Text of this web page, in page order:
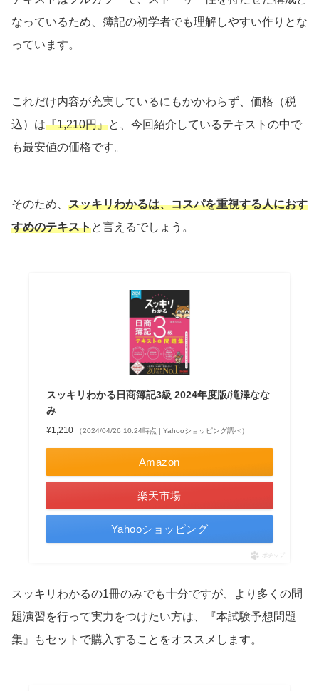
なっているため、簿記の初学者でも理解しやすい作りとな
っています。
これだけ内容が充実しているにもかかわらず、価格（税
込）は『1,210円』と、今回紹介しているテキストの中で
も最安値の価格です。
そのため、 スッキリわかるは、コスパを重視する人におす
すめのテキストと言えるでしょう。
スッキリわかる日商簿記3級 2024年度版/滝澤なな
み
¥1,210 （2024/04/26 10:24時点 | Yahooショッピング調べ）
Amazon
楽天市場
Yahooショッピング
ポチップ
スッキリわかるの1冊のみでも十分ですが、より多くの問
題演習を行って実力をつけたい方は、『本試験予想問題
集』もセットで購入することをオススメします。